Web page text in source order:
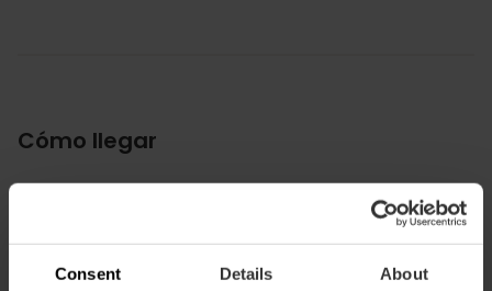
Consent Details About
Cómo llegar
Bus
12,30,31,71,